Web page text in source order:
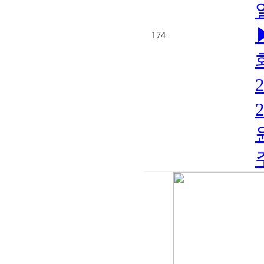
174